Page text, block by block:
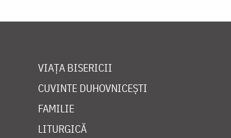
VIAȚA BISERICII
CUVINTE DUHOVNICEȘTI
FAMILIE
LITURGICĂ